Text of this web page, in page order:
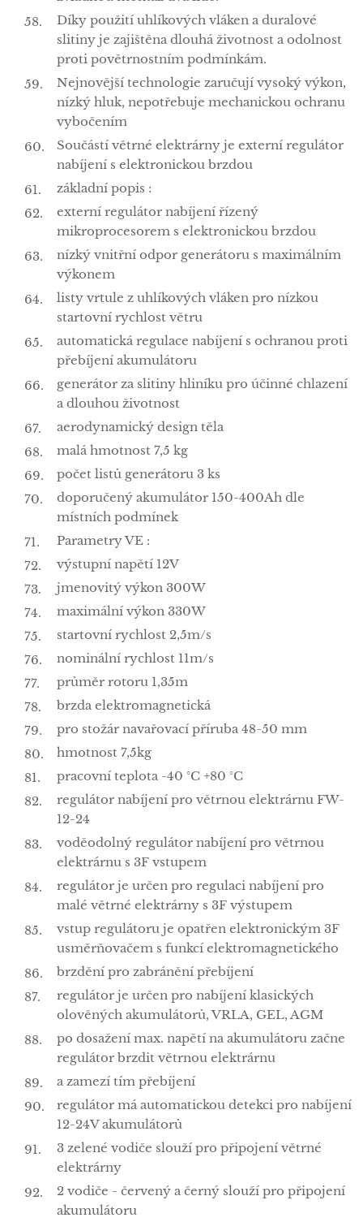
Díky použití uhlíkových vláken a duralové
slitiny je zajištěna dlouhá životnost a odolnost
proti povětrnostním podmínkám.
Nejnovější technologie zaručují vysoký výkon,
nízký hluk, nepotřebuje mechanickou ochranu
vybočením
Součástí větrné elektrárny je externí regulátor
nabíjení s elektronickou brzdou
základní popis :
externí regulátor nabíjení řízený
mikroprocesorem s elektronickou brzdou
nízký vnitřní odpor generátoru s maximálním
výkonem
listy vrtule z uhlíkových vláken pro nízkou
startovní rychlost větru
automatická regulace nabíjení s ochranou proti
přebíjení akumulátoru
generátor za slitiny hliníku pro účinné chlazení
a dlouhou životnost
aerodynamický design těla
malá hmotnost 7,5 kg
počet listů generátoru 3 ks
doporučený akumulátor 150-400Ah dle
místních podmínek
Parametry VE :
výstupní napětí 12V
jmenovitý výkon 300W
maximální výkon 330W
startovní rychlost 2,5m/s
nominální rychlost 11m/s
průměr rotoru 1,35m
brzda elektromagnetická
pro stožár navařovací příruba 48-50 mm
hmotnost 7,5kg
pracovní teplota -40 °C +80 °C
regulátor nabíjení pro větrnou elektrárnu FW-
12-24
voděodolný regulátor nabíjení pro větrnou
elektrárnu s 3F vstupem
regulátor je určen pro regulaci nabíjení pro
malé větrné elektrárny s 3F výstupem
vstup regulátoru je opatřen elektronickým 3F
usměrňovačem s funkcí elektromagnetického
brzdění pro zabránění přebíjení
regulátor je určen pro nabíjení klasických
olověných akumulátorů, VRLA, GEL, AGM
po dosažení max. napětí na akumulátoru začne
regulátor brzdit větrnou elektrárnu
a zamezí tím přebíjení
regulátor má automatickou detekci pro nabíjení
12-24V akumulátorů
3 zelené vodiče slouží pro připojení větrné
elektrárny
2 vodiče - červený a černý slouží pro připojení
akumulátoru